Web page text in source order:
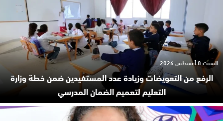
الرفع من التعويضات وزيادة عدد المستفيدين ضمن خطة وزارة
التعليم لتعميم الضمان المدرسي
السبت 8 أغسطس 2026